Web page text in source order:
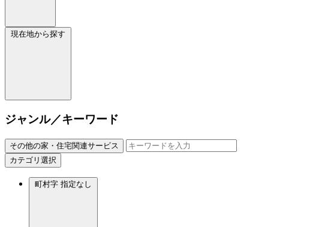
現在地から探す
ジャンル／キーワード
その他の家・住宅関連サービス
カテゴリ選択
町村字 指定なし